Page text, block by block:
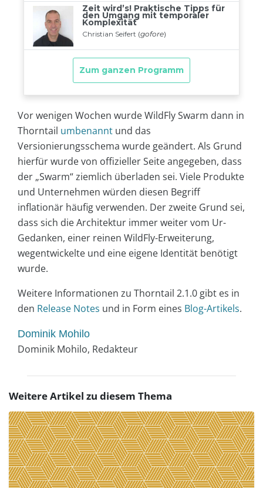
Vor wenigen Wochen wurde WildFly Swarm dann in
Thorntail umbenannt und das
Versionierungsschema wurde geändert. Als Grund
hierfür wurde von offizieller Seite angegeben, dass
der „Swarm“ ziemlich überladen sei. Viele Produkte
und Unternehmen würden diesen Begriff
inflationär häufig verwenden. Der zweite Grund sei,
dass sich die Architektur immer weiter vom Ur-
Gedanken, einer reinen WildFly-Erweiterung,
wegentwickelte und eine eigene Identität benötigt
wurde.
Weitere Informationen zu Thorntail 2.1.0 gibt es in
den Release Notes und in Form eines Blog-Artikels.
Dominik Mohilo
Dominik Mohilo, Redakteur
Weitere Artikel zu diesem Thema